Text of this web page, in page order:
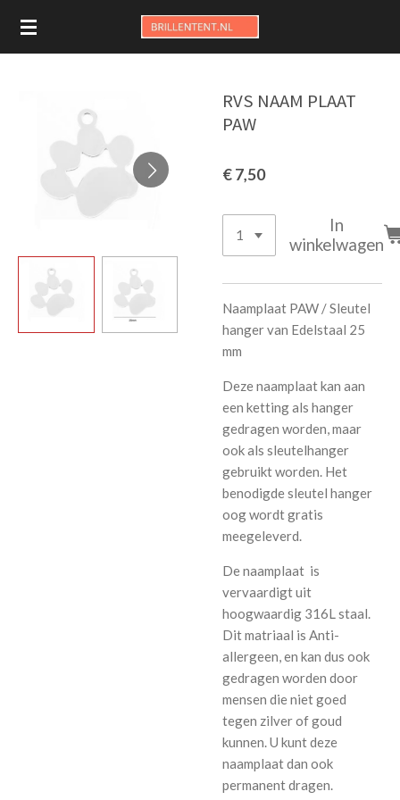
Ga
direct
RVS NAAM PLAAT
PAW
€ 7,50
In
winkelwagen
Naamplaat PAW / Sleutel
hanger van Edelstaal 25
mm
Deze naamplaat kan aan
een ketting als hanger
gedragen worden, maar
ook als sleutelhanger
gebruikt worden. Het
benodigde sleutel hanger
oog wordt gratis
meegeleverd.
De naamplaat is
vervaardigt uit
hoogwaardig 316L staal.
Dit matriaal is Anti-
allergeen, en kan dus ook
gedragen worden door
mensen die niet goed
tegen zilver of goud
kunnen. U kunt deze
naamplaat dan ook
permanent dragen.